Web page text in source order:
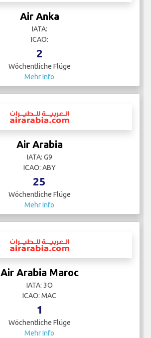
Air Anka
IATA:
ICAO:
2
Wöchentliche Flüge
Mehr Info
Air Arabia
IATA: G9
ICAO: ABY
25
Wöchentliche Flüge
Mehr Info
Air Arabia Maroc
IATA: 3O
ICAO: MAC
1
Wöchentliche Flüge
Mehr Info